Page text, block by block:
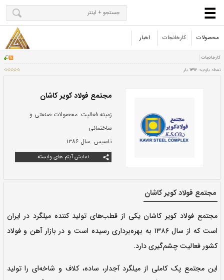
محصولات کارخانجات اخبار
مجتمع فولاد کویر کاشان
زمینه فعالیت:
ساختمانی
تاسیس:سال ۱۳۸۶
نمایش آیتم های وابسته